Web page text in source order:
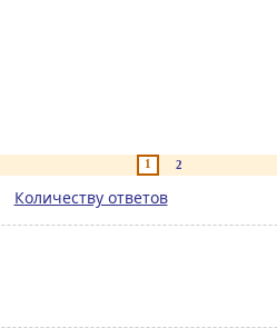
1 2
Количеству ответов